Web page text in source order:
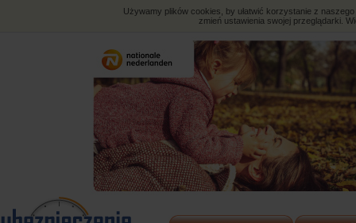
Używamy plików cookies, by ułatwić korzystanie z
zmień ustawienia swojej przeglądarki.